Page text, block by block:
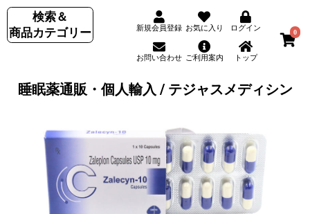
検索＆
商品カテゴリー
新規会員登録 お気に入り ログイン
お問い合わせ ご利用案内 トップ
0
睡眠薬通販・個人輸入 / テジャスメディシン